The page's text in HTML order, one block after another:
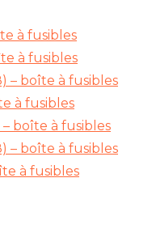
à fusibles
à fusibles
– boîte à fusibles
à fusibles
– boîte à fusibles
– boîte à fusibles
à fusibles